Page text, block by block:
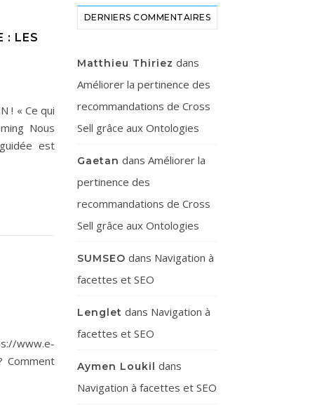
: LES
! « Ce qui
Nous
est
www.e-
Comment
DERNIERS COMMENTAIRES
Matthieu Thiriez dans
Améliorer la pertinence des
recommandations de Cross
Sell grâce aux Ontologies
Gaetan dans Améliorer la
pertinence des
recommandations de Cross
Sell grâce aux Ontologies
SUMSEO dans Navigation à
facettes et SEO
Lenglet dans Navigation à
facettes et SEO
Aymen Loukil dans
Navigation à facettes et SEO